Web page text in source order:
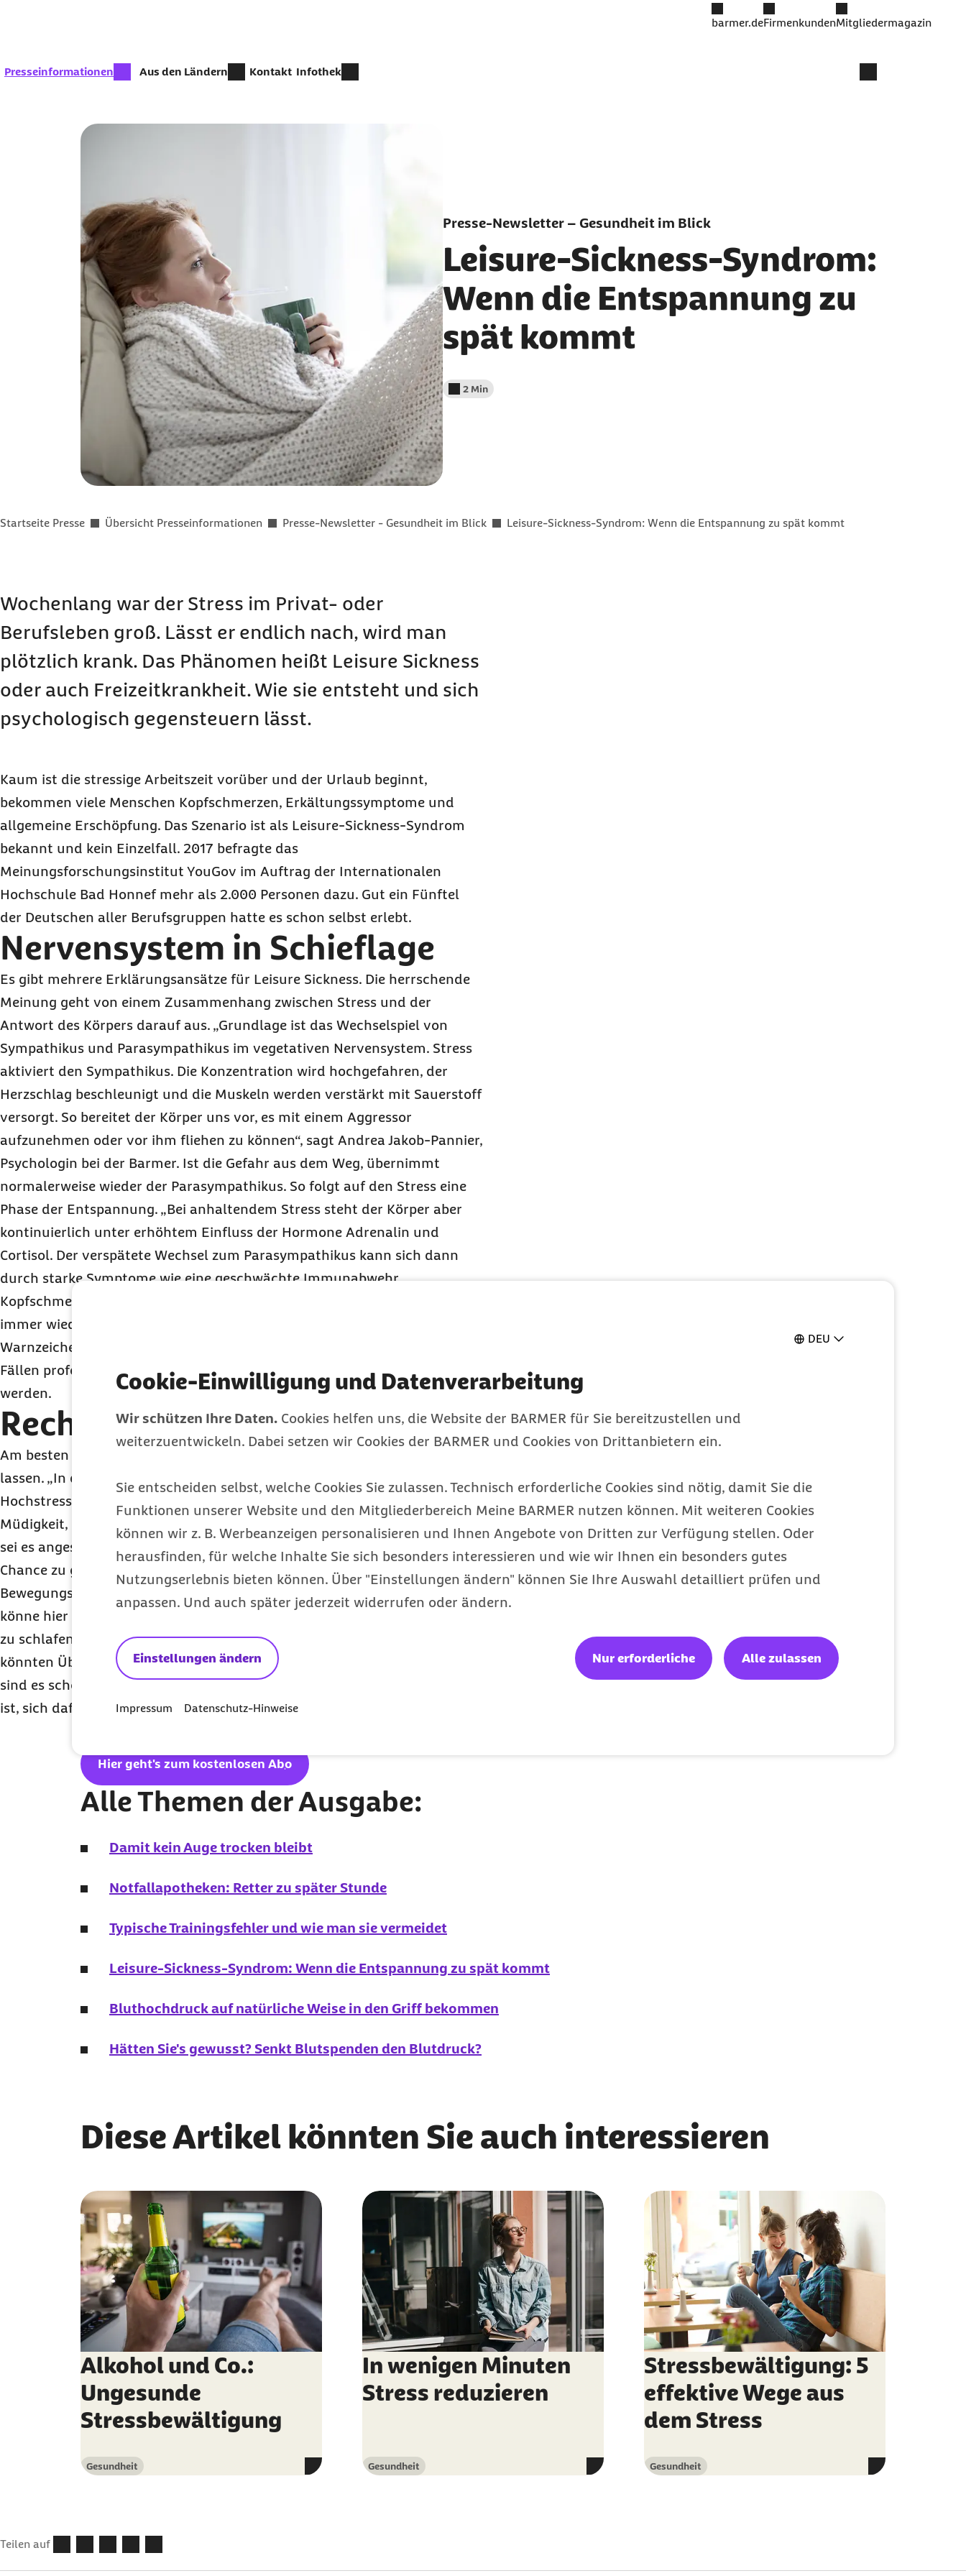
DEU
Cookie-Einwilligung und Datenverarbeitung
Wir schützen Ihre Daten. Cookies helfen uns, die Website der BARMER für Sie bereitzustellen und
weiterzuentwickeln. Dabei setzen wir Cookies der BARMER und Cookies von Drittanbietern ein.
Sie entscheiden selbst, welche Cookies Sie zulassen. Technisch erforderliche Cookies sind nötig, damit Sie die
Funktionen unserer Website und den Mitgliederbereich Meine BARMER nutzen können. Mit weiteren Cookies
können wir z. B. Werbeanzeigen personalisieren und Ihnen Angebote von Dritten zur Verfügung stellen. Oder
herausfinden, für welche Inhalte Sie sich besonders interessieren und wie wir Ihnen ein besonders gutes
Nutzungserlebnis bieten können. Über "Einstellungen ändern" können Sie Ihre Auswahl detailliert prüfen und
anpassen. Und auch später jederzeit widerrufen oder ändern.
Einstellungen ändern Nur erforderliche Alle zulassen
Impressum Datenschutz-Hinweise
barmer.deFirmenkundenMitgliedermagazin
zur Zeit aktiv:
Presseinformationen Aus den Ländern Kontakt Infothek
Presse-Newsletter – Gesundheit im Blick
Leisure-Sickness-Syndrom:
Wenn die Entspannung zu
spät kommt
Lesedauer weniger als
2 Min
Sie befinden sich hier:
Startseite Presse Übersicht Presseinformationen Presse-Newsletter - Gesundheit im Blick Leisure-Sickness-Syndrom: Wenn die Entspannung zu spät kommt
Wochenlang war der Stress im Privat- oder
Berufsleben groß. Lässt er endlich nach, wird man
plötzlich krank. Das Phänomen heißt Leisure Sickness
oder auch Freizeitkrankheit. Wie sie entsteht und sich
psychologisch gegensteuern lässt.
Kaum ist die stressige Arbeitszeit vorüber und der Urlaub beginnt,
bekommen viele Menschen Kopfschmerzen, Erkältungssymptome und
allgemeine Erschöpfung. Das Szenario ist als Leisure-Sickness-Syndrom
bekannt und kein Einzelfall. 2017 befragte das
Meinungsforschungsinstitut YouGov im Auftrag der Internationalen
Hochschule Bad Honnef mehr als 2.000 Personen dazu. Gut ein Fünftel
der Deutschen aller Berufsgruppen hatte es schon selbst erlebt.
Nervensystem in Schieflage
Es gibt mehrere Erklärungsansätze für Leisure Sickness. Die herrschende
Meinung geht von einem Zusammenhang zwischen Stress und der
Antwort des Körpers darauf aus. „Grundlage ist das Wechselspiel von
Sympathikus und Parasympathikus im vegetativen Nervensystem. Stress
aktiviert den Sympathikus. Die Konzentration wird hochgefahren, der
Herzschlag beschleunigt und die Muskeln werden verstärkt mit Sauerstoff
versorgt. So bereitet der Körper uns vor, es mit einem Aggressor
aufzunehmen oder vor ihm fliehen zu können“, sagt Andrea Jakob-Pannier,
Psychologin bei der Barmer. Ist die Gefahr aus dem Weg, übernimmt
normalerweise wieder der Parasympathikus. So folgt auf den Stress eine
Phase der Entspannung. „Bei anhaltendem Stress steht der Körper aber
kontinuierlich unter erhöhtem Einfluss der Hormone Adrenalin und
Cortisol. Der verspätete Wechsel zum Parasympathikus kann sich dann
durch starke Symptome wie eine geschwächte Immunabwehr,
Kopfschmerzen und Schlappheit auswirken“, sagt Jakob-Pannier. Ein
immer wiederkehrendes
Warnzeichen für beginnende Depressionen sein. Daher sollte in solchen
Fällen professionelle Hilfe, wie zum Beispiel ein Arztbesuch, erwogen
werden.
Rechtzeitig gegensteuern
Am besten ist, es gar nicht erst zu den Ausfallerscheinungen kommen zu
lassen. „In der Regel spürt man, wenn man sich in einer längeren
Hochstressphase befindet“, sagt Jakob-Pannier. Typische Symptome seien
Müdigkeit, Reizbarkeit und gedankliches Nicht-Abschalten-Können. Dann
sei es angesagt, rechtzeitig zu reagieren und der Entspannung eine
Chance zu geben. Zum Beispiel, indem während oder nach der Arbeit ein
Bewegungsprogramm eingebaut werde. Ein 20-minütiger Spaziergang
könne hier schon helfen, um den Kopf freizubekommen. Auch ausreichend
zu schlafen sei wichtig, um sich zu erholen. Falle das Einschlafen schwer,
könnten Übungen wie progressive Muskelentspannung helfen. „Oftmals
sind es schon kleine Dinge, die beim Stressabbau helfen können. Wichtig
ist, sich dafür ganz bewusst die Zeit zu schaffen“, so Jakob-Pannier.
Hier geht's zum kostenlosen Abo
Alle Themen der Ausgabe:
Damit kein Auge trocken bleibt
Notfallapotheken: Retter zu später Stunde
Typische Trainingsfehler und wie man sie vermeidet
Leisure-Sickness-Syndrom: Wenn die Entspannung zu spät kommt
Bluthochdruck auf natürliche Weise in den Griff bekommen
Hätten Sie's gewusst? Senkt Blutspenden den Blutdruck?
Diese Artikel könnten Sie auch interessieren
Alkohol und Co.:
Ungesunde
Stressbewältigung
Kategorie
Gesundheit
In wenigen Minuten
Stress reduzieren
Kategorie
Gesundheit
Stressbewältigung: 5
effektive Wege aus
dem Stress
Kategorie
Gesundheit
Teilen auf